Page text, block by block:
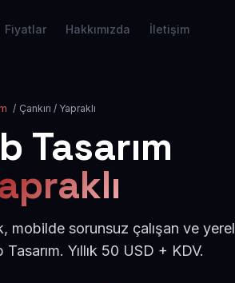
Fiyatlar Hakkımızda İletişim
/ Çankırı / Yapraklı
Tasarım
mobilde sorunsuz çalışan ve yerel
Yıllık 50 USD + KDV.